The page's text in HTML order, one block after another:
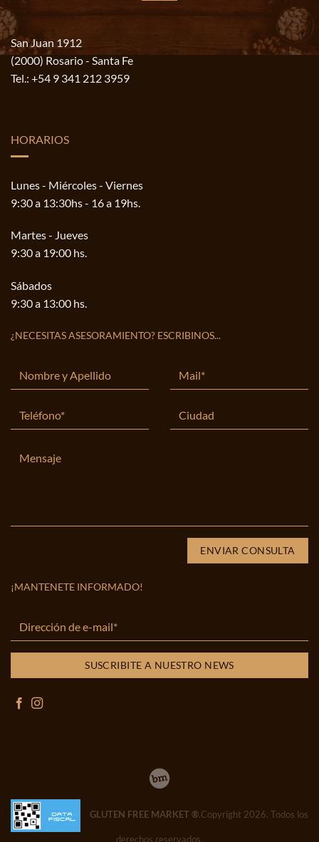
San Juan 1912
(2000) Rosario - Santa Fe
Tel.: +54 9 341 212 3959
HORARIOS
Lunes - Miércoles - Viernes
9:30 a 13:30hs - 16 a 19hs.
Martes - Jueves
9:30 a 19:00 hs.
Sábados
9:30 a 13:00 hs.
¿NECESITAS ASESORAMIENTO? ESCRIBINOS...
¡MANTENETE INFORMADO!
GLUTEN FREE MARKET ®.Copyright 2026. Todos los
derechos reservados.